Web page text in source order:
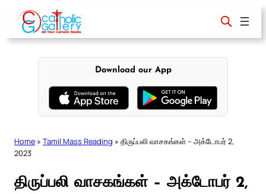
content
Download our App
Home » Tamil Mass Reading » திருப்பலி வாசகங்கள் – அக்டோபர் 2,
2023
திருப்பலி வாசகங்கள் – அக்டோபர் 2,